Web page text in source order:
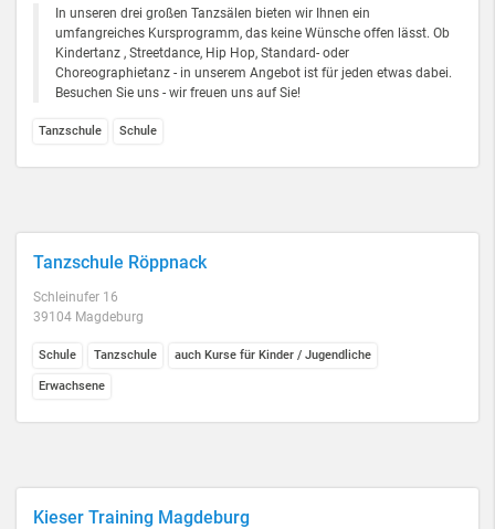
In unseren drei großen Tanzsälen bieten wir Ihnen ein
umfangreiches Kursprogramm, das keine Wünsche offen lässt. Ob
Kindertanz , Streetdance, Hip Hop, Standard- oder
Choreographietanz - in unserem Angebot ist für jeden etwas dabei.
Besuchen Sie uns - wir freuen uns auf Sie!
Tanzschule Schule
Tanzschule Röppnack
Schleinufer 16
39104 Magdeburg
Schule Tanzschule auch Kurse für Kinder / Jugendliche
Erwachsene
Kieser Training Magdeburg